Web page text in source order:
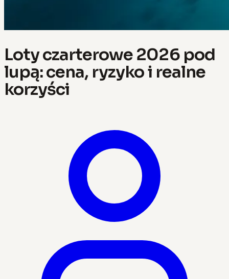
Loty czarterowe 2026 pod
lupą: cena, ryzyko i realne
korzyści